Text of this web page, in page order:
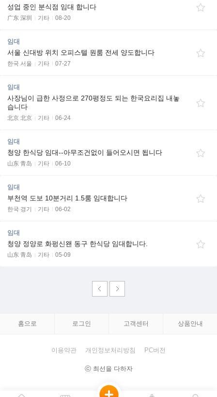
성업 중인 분식점 임대 합니다
广东 深圳 기타 08-20
임대
서울 신대방 위치 오피스텔 원룸 전세 양도합니다
한국 서울 기타 07-27
임대
사장님이 급한 사정으로 270평정도 되는 한국요리집 내놓
습니다
北京 北京 기타 06-24
임대
청양 한식당 임대--아무조건없이 들어오시면 됩니다
山东 青岛 기타 06-10
임대
부천역 도보 10분거리 1.5룸 임대합니다
한국 경기 기타 06-02
임대
청양 정양로 화펑신왠 동구 한식당 임대합니다.
山东 青岛 기타 05-09
홈으로 로그인 고객센터 상품안내
이용약관 개인정보처리방침 PC버전
ⓒ 최선을 다하자